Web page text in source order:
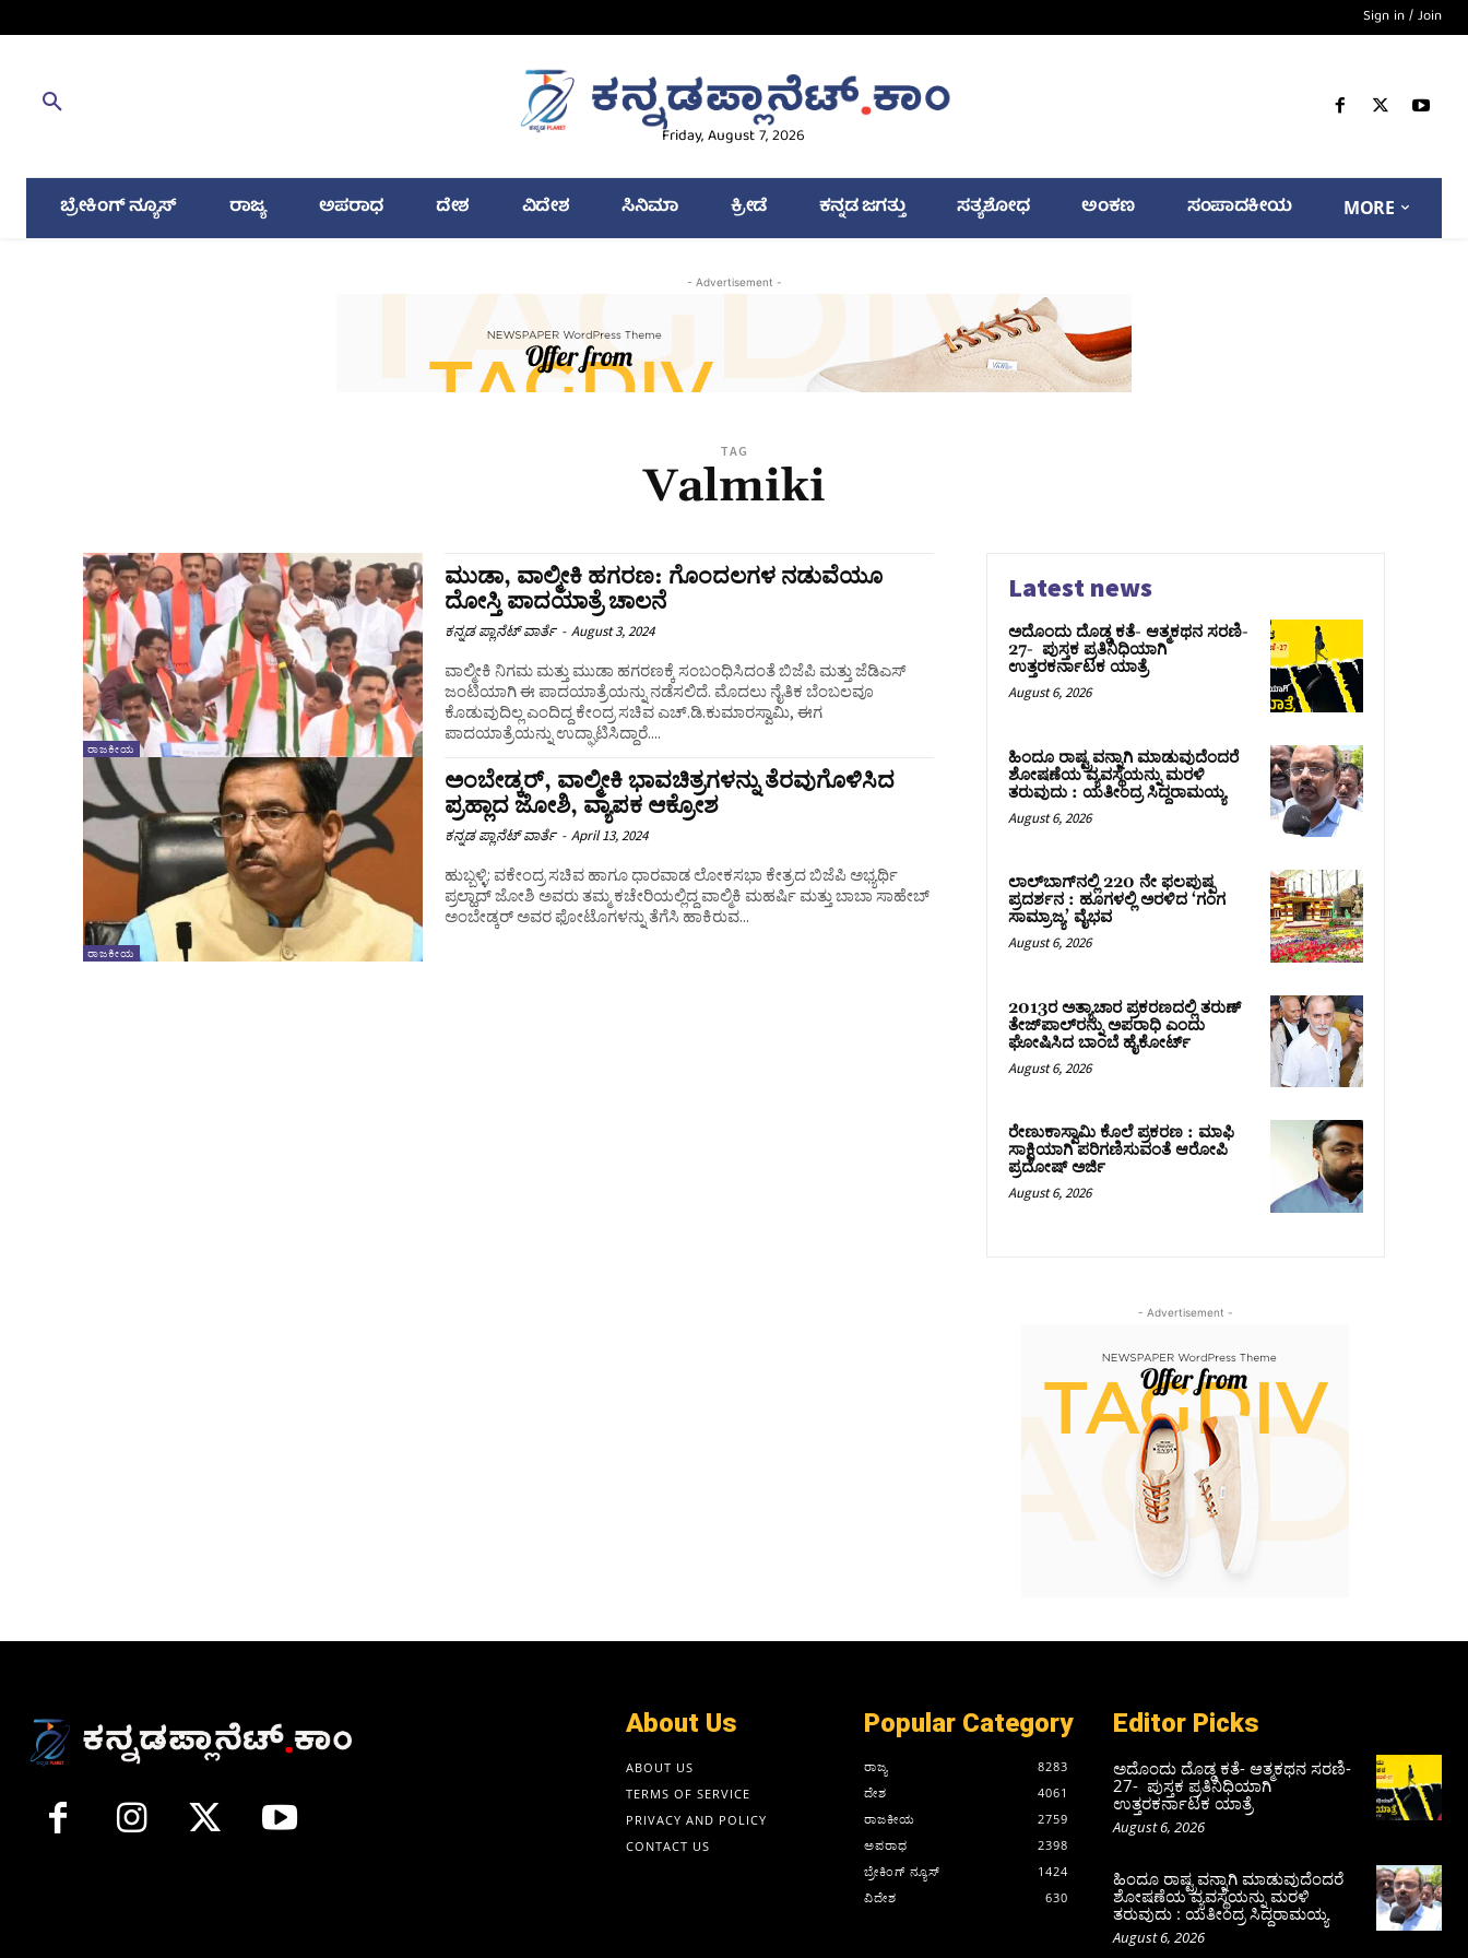
Sign in / Join
Friday, August 7, 2026
ಬ್ರೇಕಿಂಗ್ ನ್ಯೂಸ್ ರಾಜ್ಯ ಅಪರಾಧ ದೇಶ ವಿದೇಶ ಸಿನಿಮಾ ಕ್ರೀಡೆ ಕನ್ನಡ ಜಗತ್ತು ಸತ್ಯಶೋಧ ಅಂಕಣ ಸಂಪಾದಕೀಯ MORE
- Advertisement -
TAG
Valmiki
ರಾಜಕೀಯ
ಮುಡಾ, ವಾಲ್ಮೀಕಿ ಹಗರಣ: ಗೊಂದಲಗಳ ನಡುವೆಯೂ
ದೋಸ್ತಿ ಪಾದಯಾತ್ರೆ ಚಾಲನೆ
ಕನ್ನಡ ಪ್ಲಾನೆಟ್ ವಾರ್ತೆ - August 3, 2024
ವಾಲ್ಮೀಕಿ ನಿಗಮ ಮತ್ತು ಮುಡಾ ಹಗರಣಕ್ಕೆ ಸಂಬಂಧಿಸಿದಂತೆ ಬಿಜೆಪಿ ಮತ್ತು ಜೆಡಿಎಸ್
ಜಂಟಿಯಾಗಿ ಈ ಪಾದಯಾತ್ರೆಯನ್ನು ನಡೆಸಲಿದೆ. ಮೊದಲು ನೈತಿಕ ಬೆಂಬಲವೂ
ಕೊಡುವುದಿಲ್ಲ ಎಂದಿದ್ದ ಕೇಂದ್ರ ಸಚಿವ ಎಚ್.ಡಿ.ಕುಮಾರಸ್ವಾಮಿ, ಈಗ
ಪಾದಯಾತ್ರೆಯನ್ನು ಉದ್ಘಾಟಿಸಿದ್ದಾರೆ....
ರಾಜಕೀಯ
ಅಂಬೇಡ್ಕರ್‌, ವಾಲ್ಮೀಕಿ ಭಾವಚಿತ್ರಗಳನ್ನು ತೆರವುಗೊಳಿಸಿದ
ಪ್ರಹ್ಲಾದ ಜೋಶಿ, ವ್ಯಾಪಕ ಆಕ್ರೋಶ
ಕನ್ನಡ ಪ್ಲಾನೆಟ್ ವಾರ್ತೆ - April 13, 2024
ಹುಬ್ಬಳ್ಳಿ: ವಕೇಂದ್ರ ಸಚಿವ ಹಾಗೂ ಧಾರವಾಡ ಲೋಕಸಭಾ ಕೇತ್ರದ ಬಿಜೆಪಿ ಅಭ್ಯರ್ಥಿ
ಪ್ರಲ್ಹಾದ್ ಜೋಶಿ ಅವರು ತಮ್ಮ ಕಚೇರಿಯಲ್ಲಿದ್ದ ವಾಲ್ಮಿಕಿ ಮಹರ್ಷಿ ಮತ್ತು ಬಾಬಾ ಸಾಹೇಬ್
ಅಂಬೇಡ್ಕರ್ ಅವರ ಫೋಟೊಗಳನ್ನು ತೆಗೆಸಿ ಹಾಕಿರುವ...
Latest news
ಅದೊಂದು ದೊಡ್ಡ ಕತೆ- ಆತ್ಮಕಥನ ಸರಣಿ-
27- ಪುಸ್ತಕ ಪ್ರತಿನಿಧಿಯಾಗಿ
ಉತ್ತರಕರ್ನಾಟಕ ಯಾತ್ರೆ
August 6, 2026
ಹಿಂದೂ ರಾಷ್ಟ್ರವನ್ನಾಗಿ ಮಾಡುವುದೆಂದರೆ
ಶೋಷಣೆಯ ವ್ಯವಸ್ಥೆಯನ್ನು ಮರಳಿ
ತರುವುದು : ಯತೀಂದ್ರ ಸಿದ್ದರಾಮಯ್ಯ
August 6, 2026
ಲಾಲ್‍ಬಾಗ್‍ನಲ್ಲಿ 220 ನೇ ಫಲಪುಷ್ಪ
ಪ್ರದರ್ಶನ : ಹೂಗಳಲ್ಲಿ ಅರಳಿದ ‘ಗಂಗ
ಸಾಮ್ರಾಜ್ಯ’ ವೈಭವ
August 6, 2026
2013ರ ಅತ್ಯಾಚಾರ ಪ್ರಕರಣದಲ್ಲಿ ತರುಣ್
ತೇಜ್‌ಪಾಲ್‌ರನ್ನು ಅಪರಾಧಿ ಎಂದು
ಘೋಷಿಸಿದ ಬಾಂಬೆ ಹೈಕೋರ್ಟ್
August 6, 2026
ರೇಣುಕಾಸ್ವಾಮಿ ಕೊಲೆ ಪ್ರಕರಣ : ಮಾಫಿ
ಸಾಕ್ಷಿಯಾಗಿ ಪರಿಗಣಿಸುವಂತೆ ಆರೋಪಿ
ಪ್ರದೋಷ್‌ ಅರ್ಜಿ
August 6, 2026
- Advertisement -
About Us
ABOUT US
TERMS OF SERVICE
PRIVACY AND POLICY
CONTACT US
Popular Category
ರಾಜ್ಯ
8283
ದೇಶ
4061
ರಾಜಕೀಯ
2759
ಅಪರಾಧ
2398
ಬ್ರೇಕಿಂಗ್ ನ್ಯೂಸ್
1424
ವಿದೇಶ
630
Editor Picks
ಅದೊಂದು ದೊಡ್ಡ ಕತೆ- ಆತ್ಮಕಥನ ಸರಣಿ-
27- ಪುಸ್ತಕ ಪ್ರತಿನಿಧಿಯಾಗಿ
ಉತ್ತರಕರ್ನಾಟಕ ಯಾತ್ರೆ
August 6, 2026
ಹಿಂದೂ ರಾಷ್ಟ್ರವನ್ನಾಗಿ ಮಾಡುವುದೆಂದರೆ
ಶೋಷಣೆಯ ವ್ಯವಸ್ಥೆಯನ್ನು ಮರಳಿ
ತರುವುದು : ಯತೀಂದ್ರ ಸಿದ್ದರಾಮಯ್ಯ
August 6, 2026